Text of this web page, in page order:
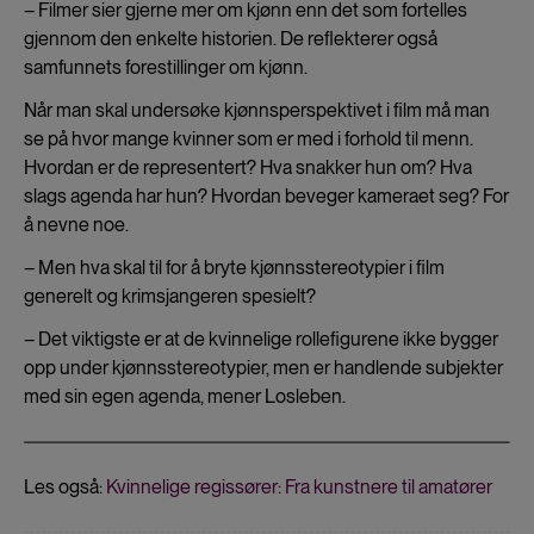
– Filmer sier gjerne mer om kjønn enn det som fortelles
gjennom den enkelte historien. De reflekterer også
samfunnets forestillinger om kjønn.
Når man skal undersøke kjønnsperspektivet i film må man
se på hvor mange kvinner som er med i forhold til menn.
Hvordan er de representert? Hva snakker hun om? Hva
slags agenda har hun? Hvordan beveger kameraet seg? For
å nevne noe.
– Men hva skal til for å bryte kjønnsstereotypier i film
generelt og krimsjangeren spesielt?
– Det viktigste er at de kvinnelige rollefigurene ikke bygger
opp under kjønnsstereotypier, men er handlende subjekter
med sin egen agenda, mener Losleben.
Les også: Kvinnelige regissører: Fra kunstnere til amatører